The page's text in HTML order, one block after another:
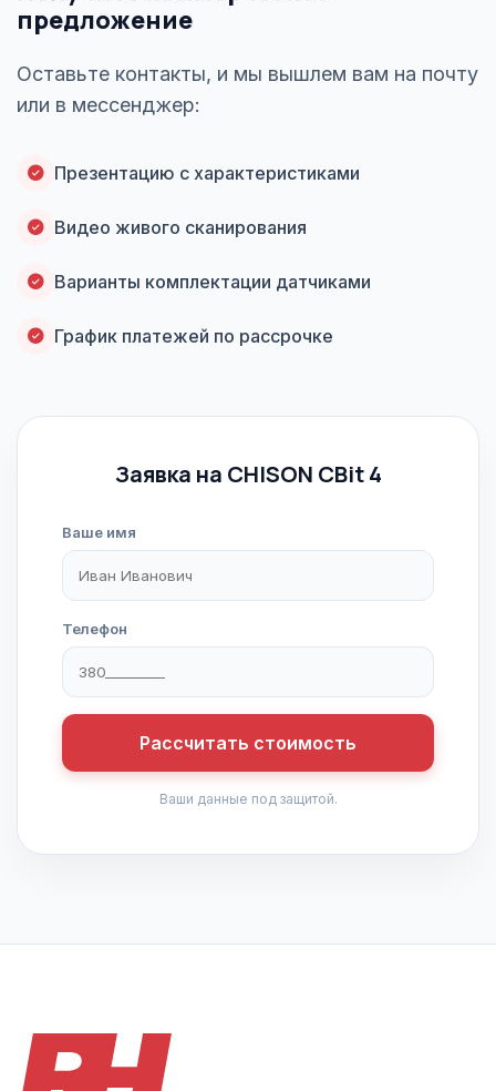
предложение
Оставьте контакты, и мы вышлем вам на почту
или в мессенджер:
Презентацию с характеристиками
Видео живого сканирования
Варианты комплектации датчиками
График платежей по рассрочке
Заявка на CHISON CBit 4
Ваше имя
Телефон
Рассчитать стоимость
Ваши данные под защитой.